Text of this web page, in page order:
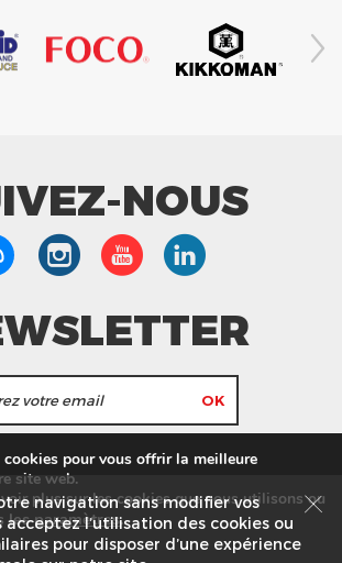
NOUS
de recevoir les actualités et les
de Tang Frères.
Service commercial
Recrutement
du site
Mentions légales
navigation sans modifier vos
acceptez l’utilisation des cookies ou
pour disposer d’une expérience
pour vous offrir la meilleure
site web.
plus sur les cookies que nous utilisons ou
lesparamètres.